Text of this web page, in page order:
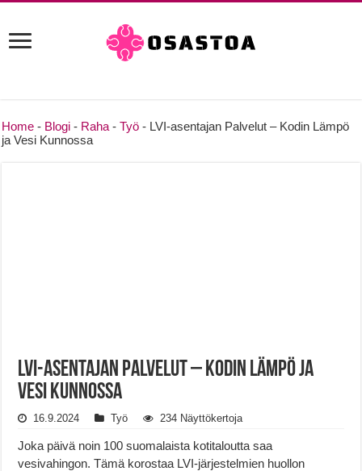
Home - Blogi - Raha -Työ - LVI-asentajan Palvelut – Kodin Lämpö
ja Vesi Kunnossa
LVI-asentajan Palvelut – Kodin Lämpö ja
Vesi Kunnossa
16.9.2024 Työ 234 Näyttökertoja
Joka päivä noin 100 suomalaista kotitaloutta saa
vesivahingon. Tämä korostaa LVI-järjestelmien huollon